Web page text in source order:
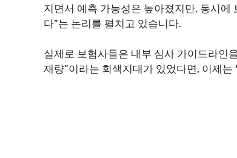
지면서 예측 가능성은 높아졌지만, 동시에
다”는 논리를 펼치고 있습니다.
실제로 보험사들은 내부 심사 가이드라인
재량”이라는 회색지대가 있었다면, 이제는